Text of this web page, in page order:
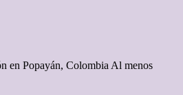
en Popayán, Colombia Al menos